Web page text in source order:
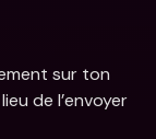
sur ton
de l’envoyer